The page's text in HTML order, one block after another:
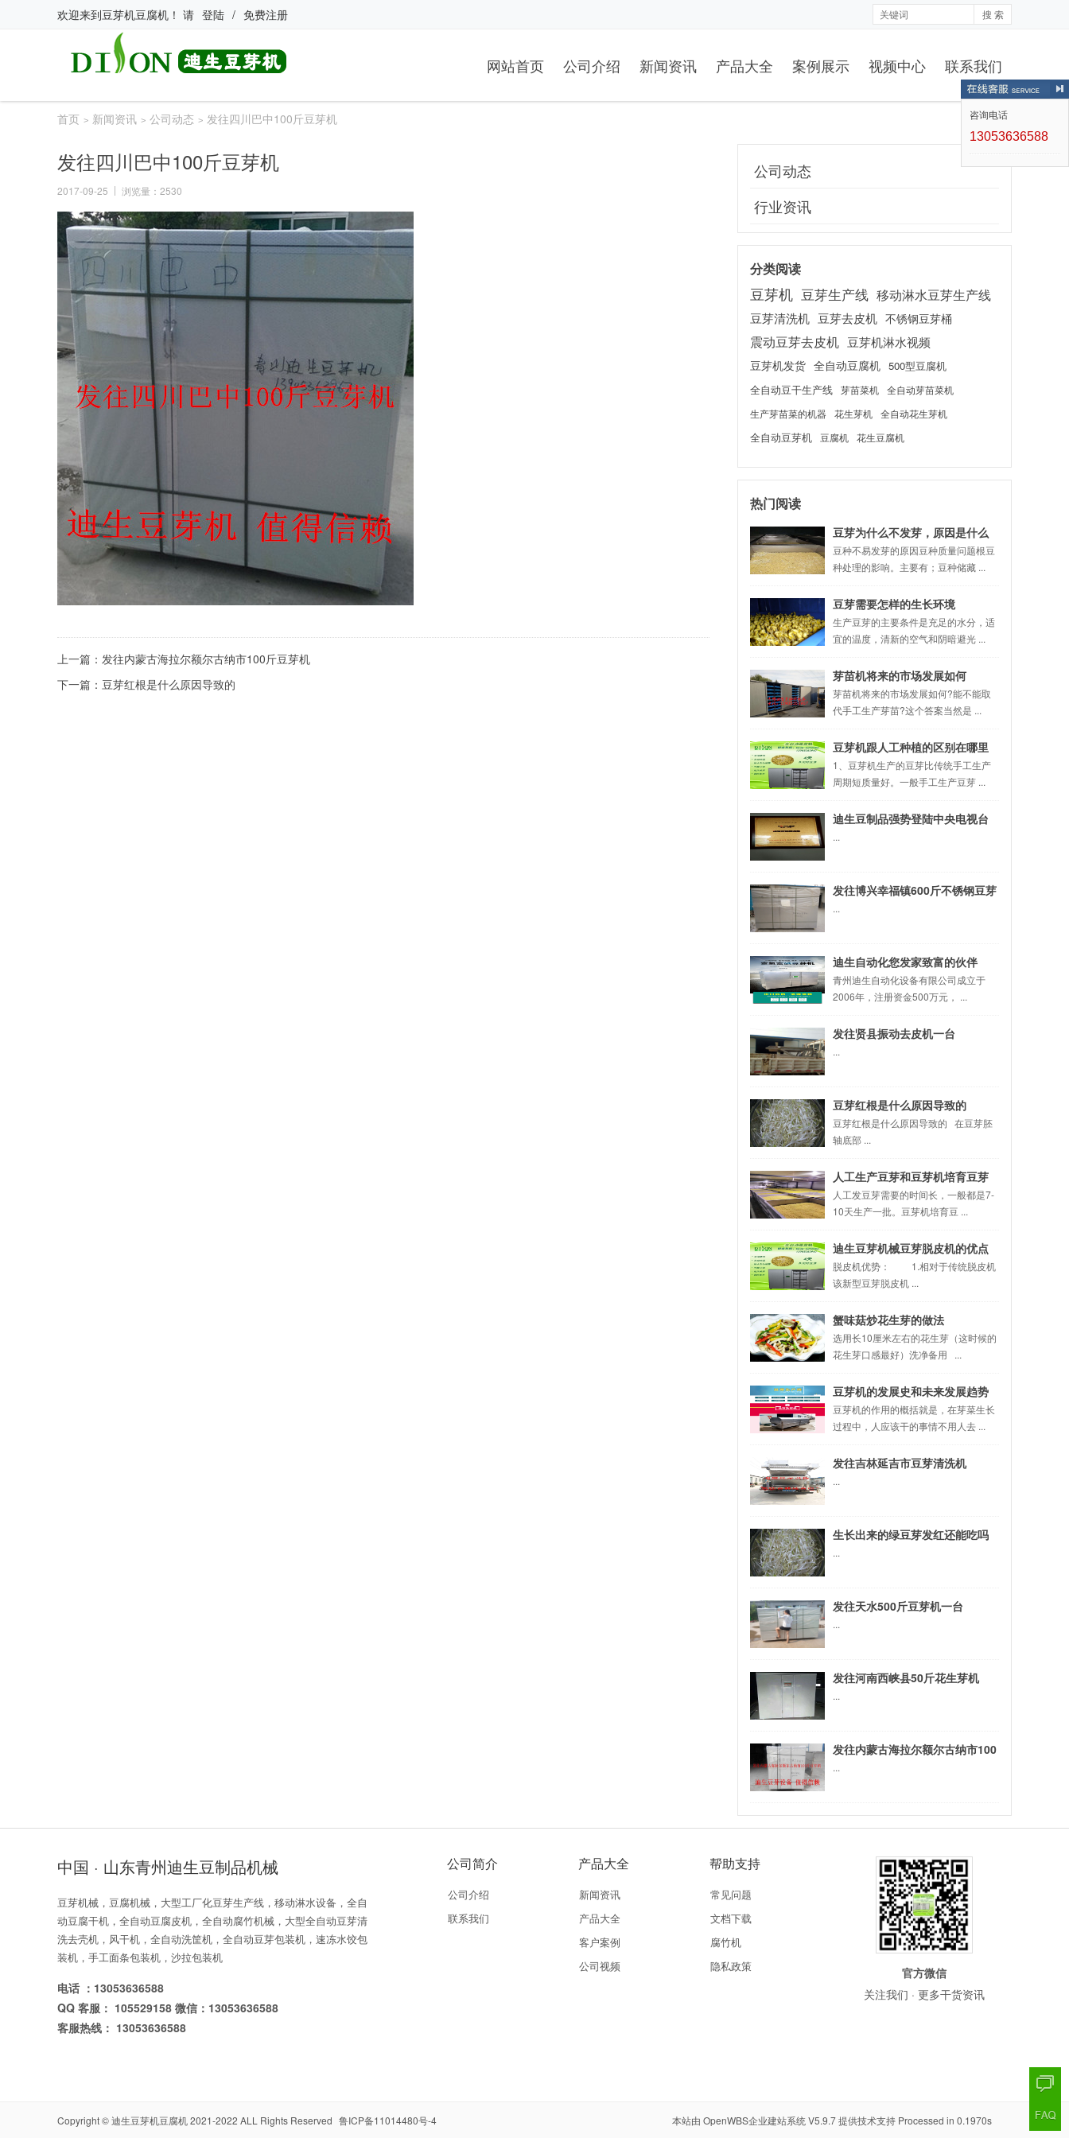
欢迎来到豆芽机豆腐机 ！ 请 登陆 / 免费注册 搜 索
网站首页 公司介绍 新闻资讯 产品大全 案例展示 视频中心 联系我们
首页 > 新闻资讯 > 公司动态 > 发往四川巴中100斤豆芽机
发往四川巴中100斤豆芽机
2017-09-25 浏览量：2530
上一篇： 发往内蒙古海拉尔额尔古纳市100斤豆芽机
下一篇： 豆芽红根是什么原因导致的
公司动态
行业资讯
分类阅读
豆芽机 豆芽生产线 移动淋水豆芽生产线
豆芽清洗机 豆芽去皮机 不锈钢豆芽桶
震动豆芽去皮机 豆芽机淋水视频
豆芽机发货 全自动豆腐机 500型豆腐机
全自动豆干生产线 芽苗菜机 全自动芽苗菜机
生产芽苗菜的机器 花生芽机 全自动花生芽机
全自动豆芽机 豆腐机 花生豆腐机
热门阅读
豆芽为什么不发芽，原因是什么
豆种不易发芽的原因豆种质量问题根豆
种处理的影响。主要有；豆种储藏 ...
豆芽需要怎样的生长环境
生产豆芽的主要条件是充足的水分，适
宜的温度，清新的空气和阴暗避光 ...
芽苗机将来的市场发展如何
芽苗机将来的市场发展如何?能不能取
代手工生产芽苗?这个答案当然是 ...
豆芽机跟人工种植的区别在哪里
1、豆芽机生产的豆芽比传统手工生产
周期短质量好。一般手工生产豆芽 ...
迪生豆制品强势登陆中央电视台
...
发往博兴幸福镇600斤不锈钢豆芽
机
...
迪生自动化您发家致富的伙伴
青州迪生自动化设备有限公司成立于
2006年，注册资金500万元， ...
发往贤县振动去皮机一台
...
豆芽红根是什么原因导致的
豆芽红根是什么原因导致的 在豆芽胚
轴底部 ...
人工生产豆芽和豆芽机培育豆芽
有什么区别？
人工发豆芽需要的时间长，一般都是7-
10天生产一批。豆芽机培育豆 ...
迪生豆芽机械豆芽脱皮机的优点
脱皮机优势： 1.相对于传统脱皮机
该新型豆芽脱皮机 ...
蟹味菇炒花生芽的做法
选用长10厘米左右的花生芽（这时候的
花生芽口感最好）洗净备用 ...
豆芽机的发展史和未来发展趋势
豆芽机的作用的概括就是，在芽菜生长
过程中，人应该干的事情不用人去 ...
发往吉林延吉市豆芽清洗机
...
生长出来的绿豆芽发红还能吃吗
...
发往天水500斤豆芽机一台
...
发往河南西峡县50斤花生芽机
...
发往内蒙古海拉尔额尔古纳市100
斤豆芽机
...
中国 · 山东青州迪生豆制品机械
豆芽机械，豆腐机械，大型工厂化豆芽生产线，移动淋水设备，全自
动豆腐干机，全自动豆腐皮机，全自动腐竹机械，大型全自动豆芽清
洗去壳机，风干机，全自动洗筐机，全自动豆芽包装机，速冻水饺包
装机，手工面条包装机，沙拉包装机
电话 ：13053636588
QQ 客服： 105529158 微信：13053636588
客服热线： 13053636588
公司简介
公司介绍
联系我们
产品大全
新闻资讯
产品大全
客户案例
公司视频
帮助支持
常见问题
文档下载
腐竹机
隐私政策
官方微信
关注我们 · 更多干货资讯
本站由 OpenWBS企业建站系统 V5.9.7提供技术支持 Processed in 0.1970s
Copyright ©迪生豆芽机豆腐机2021-2022 ALL Rights Reserved 鲁ICP备11014480号-4
咨询电话
13053636588